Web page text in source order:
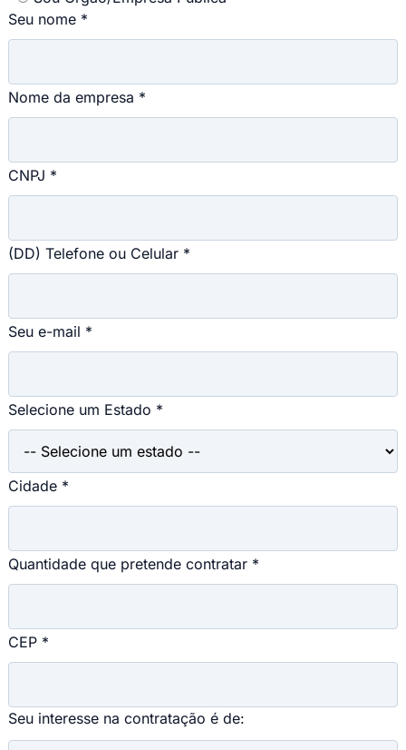
Seu nome *
Nome da empresa *
CNPJ *
(DD) Telefone ou Celular *
Seu e-mail *
Selecione um Estado *
Cidade *
Quantidade que pretende contratar *
CEP *
Seu interesse na contratação é de: